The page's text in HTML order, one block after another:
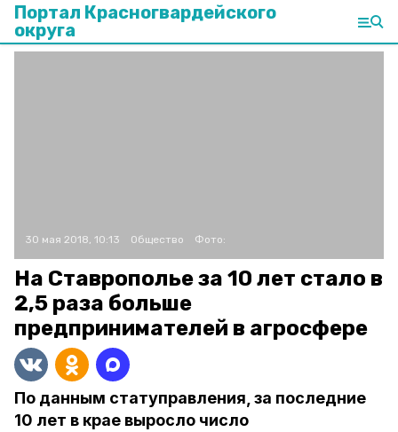
Портал Красногвардейского
округа
30 мая 2018, 10:13 Общество Фото:
На Ставрополье за 10 лет стало в
2,5 раза больше
предпринимателей в агросфере
По данным статуправления, за последние
10 лет в крае выросло число